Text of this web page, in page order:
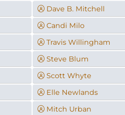
Dave B. Mitchell
Candi Milo
Travis Willingham
Steve Blum
Scott Whyte
Elle Newlands
Mitch Urban